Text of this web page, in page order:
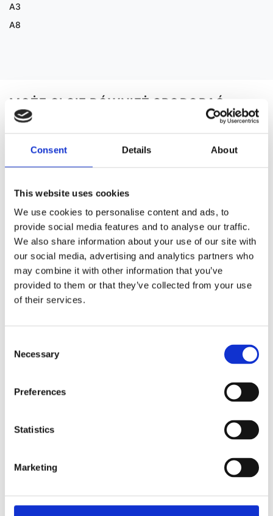
Consent Details About
This website uses cookies
We use cookies to personalise content and ads, to
provide social media features and to analyse our traffic.
We also share information about your use of our site with
our social media, advertising and analytics partners who
may combine it with other information that you’ve
provided to them or that they’ve collected from your use
of their services.
Selection
Necessary
Preferences
Statistics
Marketing
A3
A8
MOŻE CI SIĘ RÓWNIEŻ SPODOBAĆ
Zestaw naprawczy przekladni
kierowniczej Volvo S60 00-09,
Volvo V70 07-16, Volvo XC70
07-16
Zestaw naprawczy przekladni
kierowniczej VW Passat B5 96-
05, Audi A4 00-06, Skoda
Superb 01-08